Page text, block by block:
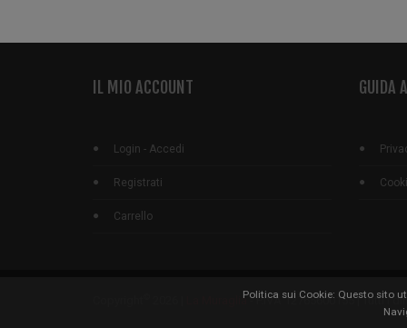
IL MIO ACCOUNT
Login - Accedi
Registrati
Carrello
GUIDA
La Muraglia - P.IVA 12765600155 | Tutti i
Politica sui Cookie: Questo sito